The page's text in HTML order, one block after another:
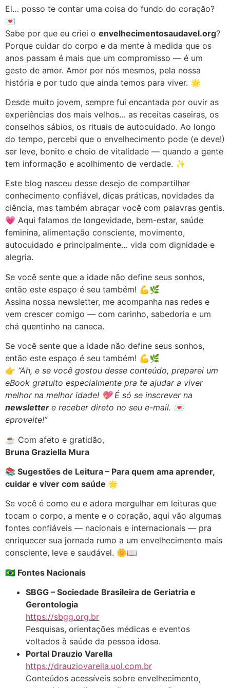
Ei… posso te contar uma coisa do fundo do coração?
💌
Sabe por que eu criei o envelhecimentosaudavel.org?
Porque cuidar do corpo e da mente à medida que os
anos passam é mais que um compromisso — é um
gesto de amor. Amor por nós mesmos, pela nossa
história e por tudo que ainda temos para viver. 🌟
Desde muito jovem, sempre fui encantada por ouvir as
experiências dos mais velhos… as receitas caseiras, os
conselhos sábios, os rituais de autocuidado. Ao longo
do tempo, percebi que o envelhecimento pode (e deve!)
ser leve, bonito e cheio de vitalidade — quando a gente
tem informação e acolhimento de verdade. ✨
Este blog nasceu desse desejo de compartilhar
conhecimento confiável, dicas práticas, novidades da
ciência, mas também abraçar você com palavras gentis.
💗 Aqui falamos de longevidade, bem-estar, saúde
feminina, alimentação consciente, movimento,
autocuidado e principalmente… vida com dignidade e
alegria.
Se você sente que a idade não define seus sonhos,
então este espaço é seu também! 💪🌿
Assina nossa newsletter, me acompanha nas redes e
vem crescer comigo — com carinho, sabedoria e um
chá quentinho na caneca.
Se você sente que a idade não define seus sonhos,
então este espaço é seu também! 💪🌿
👉 “Ah, e se você gostou desse conteúdo, preparei um
eBook gratuito especialmente pra te ajudar a viver
melhor na melhor idade! 💖 É só se inscrever na
newsletter e receber direto no seu e-mail. 💌
eproveite!”
☕ Com afeto e gratidão,
Bruna Graziella Mura
📚 Sugestões de Leitura – Para quem ama aprender,
cuidar e viver com saúde 🌟
Se você é como eu e adora mergulhar em leituras que
tocam o corpo, a mente e o coração, aqui vão algumas
fontes confiáveis — nacionais e internacionais — pra
enriquecer sua jornada rumo a um envelhecimento mais
consciente, leve e saudável. 🌼📖
🇧🇷 Fontes Nacionais
SBGG – Sociedade Brasileira de Geriatria e
Gerontologia
https://sbgg.org.br
Pesquisas, orientações médicas e eventos
voltados à saúde da pessoa idosa.
Portal Drauzio Varella
https://drauziovarella.uol.com.br
Conteúdos acessíveis sobre envelhecimento,